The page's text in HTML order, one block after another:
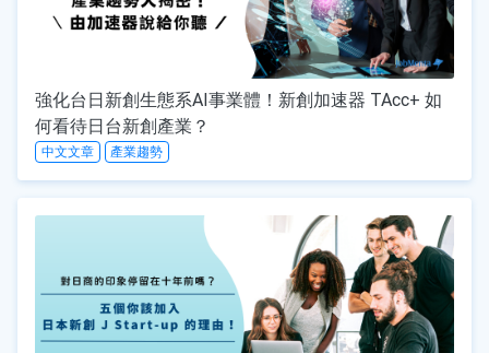
強化台日新創生態系AI事業體！新創加速器 TAcc+ 如
何看待日台新創產業？
中文文章 產業趨勢